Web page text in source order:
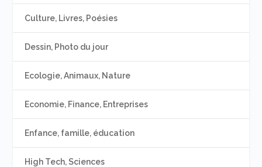
Culture, Livres, Poésies
Dessin, Photo du jour
Ecologie, Animaux, Nature
Economie, Finance, Entreprises
Enfance, famille, éducation
High Tech, Sciences